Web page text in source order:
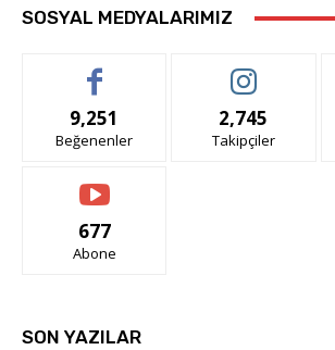
SOSYAL MEDYALARIMIZ
9,251
Beğenenler
2,745
Takipçiler
677
Abone
SON YAZILAR